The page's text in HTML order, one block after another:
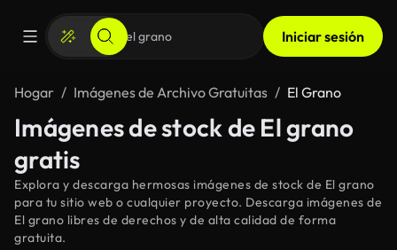
Iniciar sesión
Hogar Imágenes de Archivo Gratuitas El Grano
Imágenes de stock de El grano
gratis
Explora y descarga hermosas imágenes de stock de El grano
para tu sitio web o cualquier proyecto. Descarga imágenes de
El grano libres de derechos y de alta calidad de forma
gratuita.